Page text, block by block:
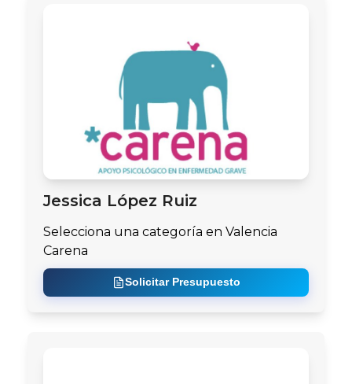
Jessica López Ruiz
Selecciona una categoría en Valencia
Carena
Solicitar Presupuesto